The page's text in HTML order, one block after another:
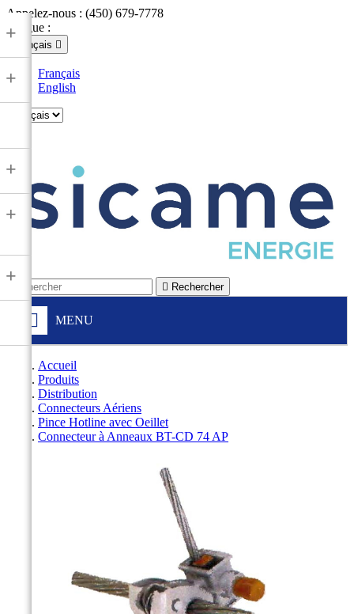
Appelez-nous : (450) 679-7778
Langue :
Français 
Français
English
 Rechercher
MENU
+
+
+
+
+
Accueil
Produits
Distribution
Connecteurs Aériens
Pince Hotline avec Oeillet
Connecteur à Anneaux BT-CD 74 AP